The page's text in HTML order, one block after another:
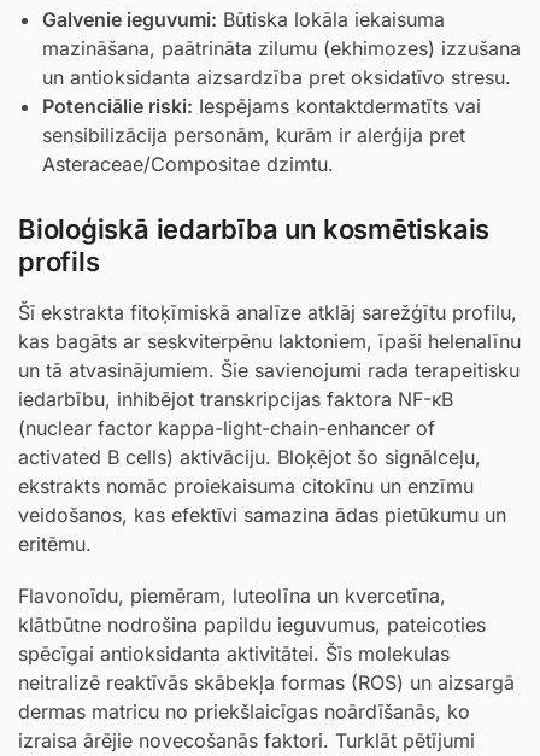
Galvenie ieguvumi: Būtiska lokāla iekaisuma
mazināšana, paātrināta zilumu (ekhimozes) izzušana
un antioksidanta aizsardzība pret oksidatīvo stresu.
Potenciālie riski: Iespējams kontaktdermatīts vai
sensibilizācija personām, kurām ir alerģija pret
Asteraceae/Compositae dzimtu.
Bioloģiskā iedarbība un kosmētiskais
profils
Šī ekstrakta fitoķīmiskā analīze atklāj sarežģītu profilu,
kas bagāts ar seskviterpēnu laktoniem, īpaši helenalīnu
un tā atvasinājumiem. Šie savienojumi rada terapeitisku
iedarbību, inhibējot transkripcijas faktora NF-κB
(nuclear factor kappa-light-chain-enhancer of
activated B cells) aktivāciju. Bloķējot šo signālceļu,
ekstrakts nomāc proiekaisuma citokīnu un enzīmu
veidošanos, kas efektīvi samazina ādas pietūkumu un
eritēmu.
Flavonoīdu, piemēram, luteolīna un kvercetīna,
klātbūtne nodrošina papildu ieguvumus, pateicoties
spēcīgai antioksidanta aktivitātei. Šīs molekulas
neitralizē reaktīvās skābekļa formas (ROS) un aizsargā
dermas matricu no priekšlaicīgas noārdīšanās, ko
izraisa ārējie novecošanās faktori. Turklāt pētījumi